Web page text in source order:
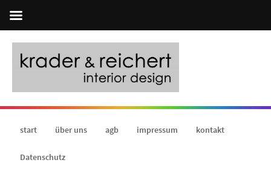
start über uns agb impressum kontakt
Datenschutz